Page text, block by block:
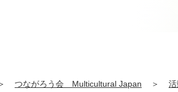
つながろう会 Multicultural Japan ＞